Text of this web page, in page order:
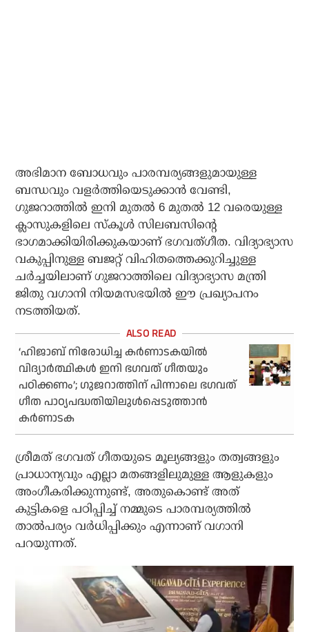
അഭിമാന ബോധവും പാരമ്പര്യങ്ങളുമായുള്ള
ബന്ധവും വളര്‍ത്തിയെടുക്കാന്‍ വേണ്ടി,
ഗുജറാത്തില്‍ ഇനി മുതല്‍ 6 മുതല്‍ 12 വരെയുള്ള
ക്ലാസുകളിലെ സ്‌കൂള്‍ സിലബസിന്റെ
ഭാഗമാക്കിയിരിക്കുകയാണ് ഭഗവത്ഗീത. വിദ്യാഭ്യാസ
വകുപ്പിനുള്ള ബജറ്റ് വിഹിതത്തെക്കുറിച്ചുള്ള
ചര്‍ച്ചയിലാണ് ഗുജറാത്തിലെ വിദ്യാഭ്യാസ മന്ത്രി
ജിതു വഗാനി നിയമസഭയില്‍ ഈ പ്രഖ്യാപനം
നടത്തിയത്.
‘ഹിജാബ് നിരോധിച്ച കര്‍ണാടകയില്‍
വിദ്യാര്‍ത്ഥികള്‍ ഇനി ഭഗവത് ഗീതയും
പഠിക്കണം’; ഗുജറാത്തിന് പിന്നാലെ ഭഗവത്
ഗീത പാഠ്യപദ്ധതിയിലുള്‍പ്പെടുത്താന്‍
കര്‍ണാടക
ശ്രീമത് ഭഗവത് ഗീതയുടെ മൂല്യങ്ങളും തത്വങ്ങളും
പ്രാധാന്യവും എല്ലാ മതങ്ങളിലുമുള്ള ആളുകളും
അംഗീകരിക്കുന്നുണ്ട്, അതുകൊണ്ട് അത്
കുട്ടികളെ പഠിപ്പിച്ച് നമ്മുടെ പാരമ്പര്യത്തില്‍
താല്‍പര്യം വര്‍ധിപ്പിക്കും എന്നാണ് വഗാനി
പറയുന്നത്.